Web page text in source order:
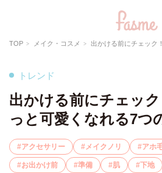
TOP メイク・コスメ 出かける前にチェック！女
トレンド
出かける前にチェッ
っと可愛くなれる7
アクセサリー メイクノリ アホ
お出かけ前 準備 肌 下地